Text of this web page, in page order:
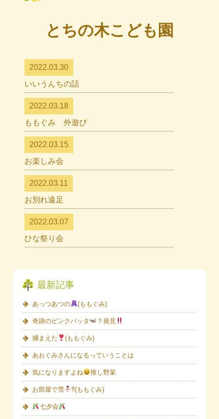
とちの木こども園
2022.03.30
いいうんちの話
2022.03.18
ももぐみ 外遊び
2022.03.15
お楽しみ会
2022.03.11
お別れ遠足
2022.03.07
ひな祭り会
最新記事
あっつあつの (ももぐみ)
奇跡のピンクバッタ ？発見
捕まえた (ももぐみ)
あおぐみさんになるっていうことは
気になりますよね 推し野菜
お部屋で雪 ⁈(ももぐみ)
七夕会